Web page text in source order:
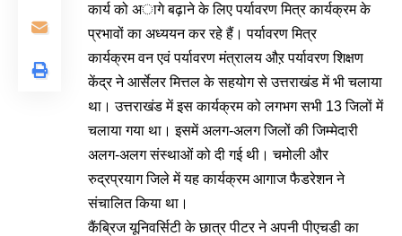
कार्य को अागे बढ़ाने के लिए पर्यावरण मित्र कार्यक्रम के
प्रभावों का अध्ययन कर रहे हैं। पर्यावरण मित्र
कार्यक्रम वन एवं पर्यावरण मंत्रालय औऱ पर्यावरण शिक्षण
केंद्र ने आर्सेलर मित्तल के सहयोग से उत्तराखंड में भी चलाया
था। उत्तराखंड में इस कार्यक्रम को लगभग सभी 13 जिलों में
चलाया गया था। इसमें अलग-अलग जिलों की जिम्मेदारी
अलग-अलग संस्थाओं को दी गई थी। चमोली और
रुद्रप्रयाग जिले में यह कार्यक्रम आगाज फैडरेशन ने
संचालित किया था।
कैंब्रिज यूनिवर्सिटी के छात्र पीटर ने अपनी पीएचडी का